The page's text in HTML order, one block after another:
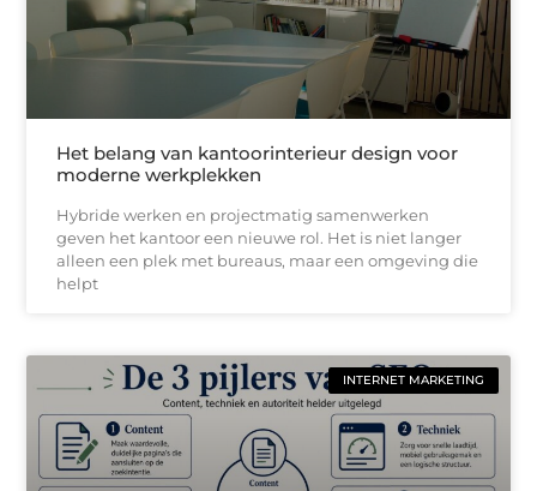
Het belang van kantoorinterieur design voor
moderne werkplekken
Hybride werken en projectmatig samenwerken
geven het kantoor een nieuwe rol. Het is niet langer
alleen een plek met bureaus, maar een omgeving die
helpt
INTERNET MARKETING